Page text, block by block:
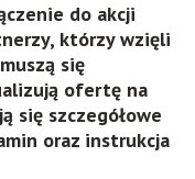
do akcji
którzy wzięli
się
ofertę na
się szczegółowe
oraz instrukcja